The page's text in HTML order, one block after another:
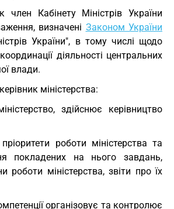
член Кабінету Міністрів України
визначені Законом України
України", в тому числі щодо
діяльності центральних
влади.
міністерства:
здійснює керівництво
роботи міністерства та
покладених на нього завдань,
роботи міністерства, звіти про їх
організовує та контролює